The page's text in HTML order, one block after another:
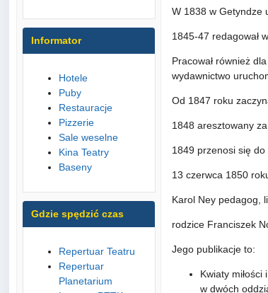
Informator
Hotele
Puby
Restauracje
Pizzerie
Sale weselne
Kina Teatry
Baseny
Gdzie spędzić czas
Repertuar Teatru
Repertuar
Planetarium
W 1838 w Getyndze
1845-47 redagował
Pracował również
wydawnictwo
Od 1847 roku
1848 aresztowany
1849 przenosi się do
13 czerwca 1850
Karol Ney pedagog,
rodzice Franciszek
Jego publikacje to:
Kwiaty
w dwóch